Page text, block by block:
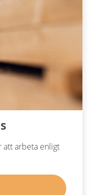
att arbeta enligt